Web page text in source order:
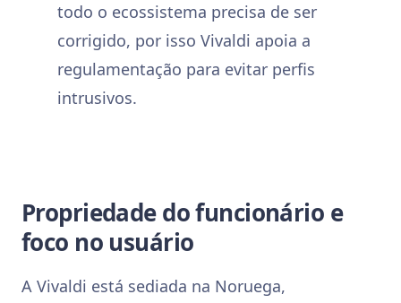
todo o ecossistema precisa de ser
corrigido, por isso Vivaldi apoia a
regulamentação para evitar perfis
intrusivos.
Propriedade do funcionário e
foco no usuário
A Vivaldi está sediada na Noruega,